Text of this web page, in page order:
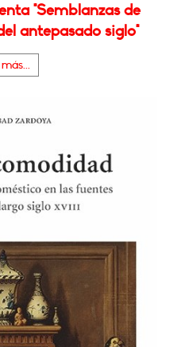
"Semblanzas de
antepasado siglo"